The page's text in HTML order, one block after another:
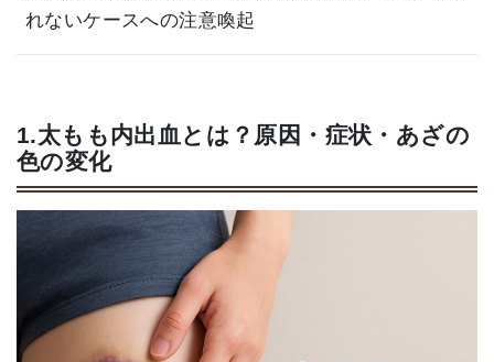
れないケースへの注意喚起
1.太もも内出血とは？原因・症状・あざの
色の変化